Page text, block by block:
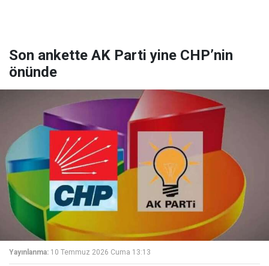
Son ankette AK Parti yine CHP’nin
önünde
Yayınlanma: 10 Temmuz 2026 Cuma 13:13